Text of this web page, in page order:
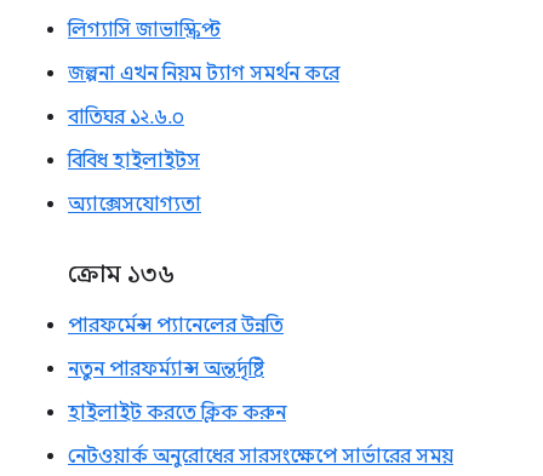
লিগ্যাসি জাভাস্ক্রিপ্ট
জল্পনা এখন নিয়ম ট্যাগ সমর্থন করে
বাতিঘর ১২.৬.০
বিবিধ হাইলাইটস
অ্যাক্সেসযোগ্যতা
ক্রোম ১৩৬
পারফর্মেন্স প্যানেলের উন্নতি
নতুন পারফর্ম্যান্স অন্তর্দৃষ্টি
হাইলাইট করতে ক্লিক করুন
নেটওয়ার্ক অনুরোধের সারসংক্ষেপে সার্ভারের সময়